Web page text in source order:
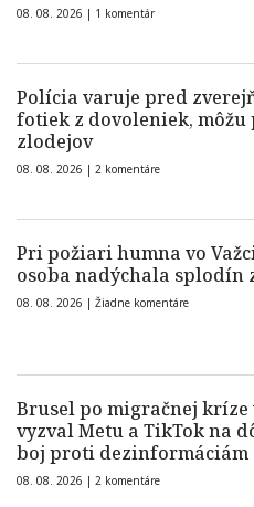
08. 08. 2026 | 1 komentár
Polícia varuje pred
fotiek z dovoleniek,
zlodejov
08. 08. 2026 | 2 komentáre
Pri požiari humna vo
osoba nadýchala splodín
08. 08. 2026 | Žiadne komentáre
Brusel po migračnej kríze
vyzval Metu a TikTok na
boj proti dezinformáciám
08. 08. 2026 | 2 komentáre